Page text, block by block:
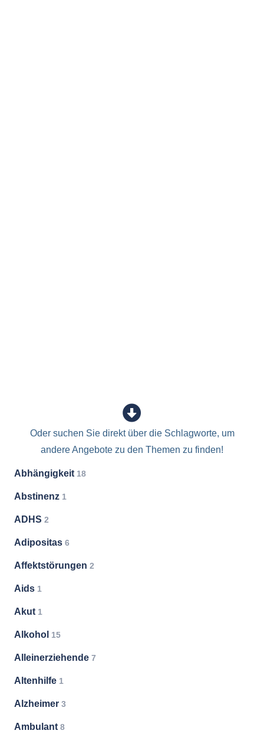
Oder suchen Sie direkt über die Schlagworte, um
andere Angebote zu den Themen zu finden!
Abhängigkeit 18
Abstinenz 1
ADHS 2
Adipositas 6
Affektstörungen 2
Aids 1
Akut 1
Alkohol 15
Alleinerziehende 7
Altenhilfe 1
Alzheimer 3
Ambulant 8